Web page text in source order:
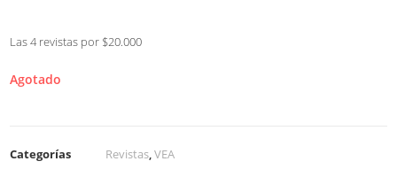
Las 4 revistas por $20.000
Agotado
Categorías Revistas,VEA